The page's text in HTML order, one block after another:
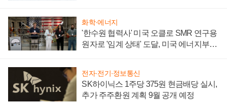
화학·에너지
'한수원 협력사' 미국 오클로 SMR 연구용
원자로 '임계 상태' 도달, 미국 에너지부
전자·전기·정보통신
SK하이닉스 1주당 375원 현금배당 실시,
추가 주주환원 계획 9월 공개 예정